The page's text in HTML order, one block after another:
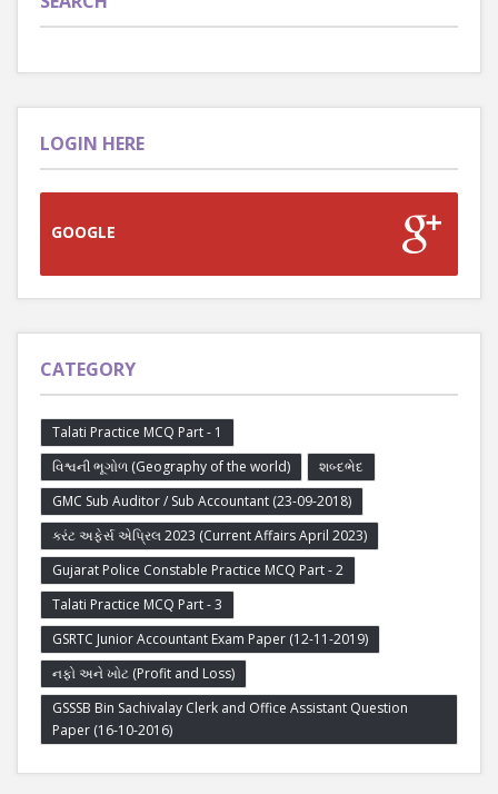
LOGIN HERE
GOOGLE
CATEGORY
Talati Practice MCQ Part - 1
વિશ્વની ભૂગોળ (Geography of the world)
શબ્દભેદ
GMC Sub Auditor / Sub Accountant (23-09-2018)
કરંટ અફેર્સ એપ્રિલ 2023 (Current Affairs April 2023)
Gujarat Police Constable Practice MCQ Part - 2
Talati Practice MCQ Part - 3
GSRTC Junior Accountant Exam Paper (12-11-2019)
નફો અને ખોટ (Profit and Loss)
GSSSB Bin Sachivalay Clerk and Office Assistant Question
Paper (16-10-2016)